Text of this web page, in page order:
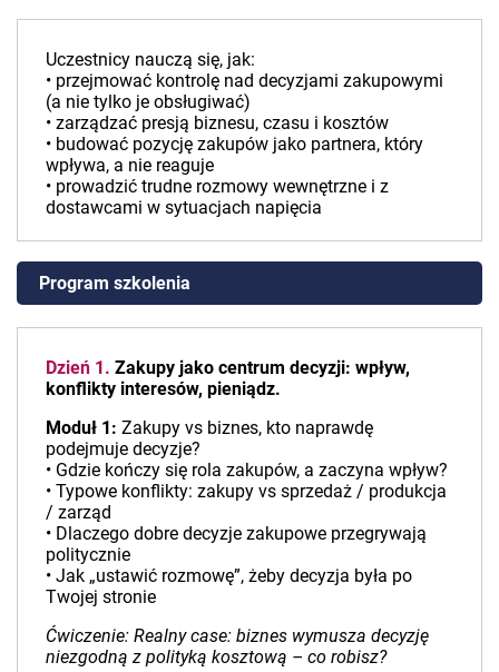
Uczestnicy nauczą się, jak:
• przejmować kontrolę nad decyzjami zakupowymi
(a nie tylko je obsługiwać)
• zarządzać presją biznesu, czasu i kosztów
• budować pozycję zakupów jako partnera, który
wpływa, a nie reaguje
• prowadzić trudne rozmowy wewnętrzne i z
dostawcami w sytuacjach napięcia
Program szkolenia
Dzień 1. Zakupy jako centrum decyzji: wpływ,
konflikty interesów, pieniądz.
Moduł 1: Zakupy vs biznes, kto naprawdę
podejmuje decyzje?
• Gdzie kończy się rola zakupów, a zaczyna wpływ?
• Typowe konflikty: zakupy vs sprzedaż / produkcja
/ zarząd
• Dlaczego dobre decyzje zakupowe przegrywają
politycznie
• Jak „ustawić rozmowę”, żeby decyzja była po
Twojej stronie
Ćwiczenie: Realny case: biznes wymusza decyzję
niezgodną z polityką kosztową – co robisz?